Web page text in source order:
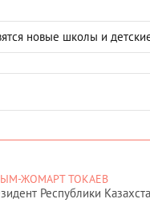
новые школы и
ЖОМАРТ ТОКАЕВ
Республики